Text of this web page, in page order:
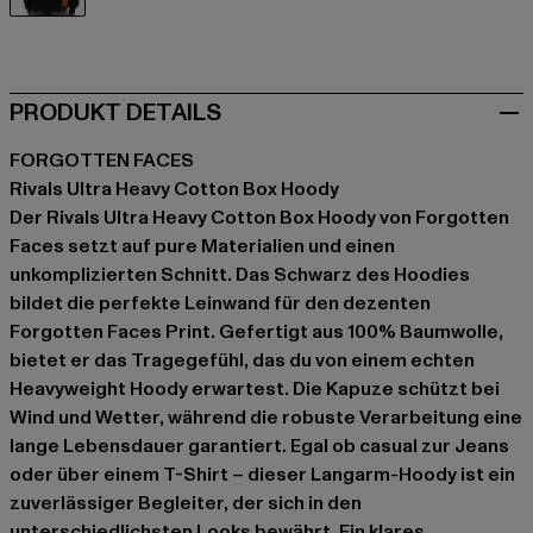
PRODUKT DETAILS
FORGOTTEN FACES
Rivals Ultra Heavy Cotton Box Hoody
Der Rivals Ultra Heavy Cotton Box Hoody von Forgotten
Faces setzt auf pure Materialien und einen
unkomplizierten Schnitt. Das Schwarz des Hoodies
bildet die perfekte Leinwand für den dezenten
Forgotten Faces Print. Gefertigt aus 100% Baumwolle,
bietet er das Tragegefühl, das du von einem echten
Heavyweight Hoody erwartest. Die Kapuze schützt bei
Wind und Wetter, während die robuste Verarbeitung eine
lange Lebensdauer garantiert. Egal ob casual zur Jeans
oder über einem T-Shirt – dieser Langarm-Hoody ist ein
zuverlässiger Begleiter, der sich in den